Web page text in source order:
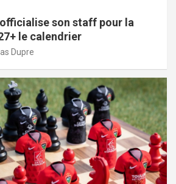
son staff pour la
le calendrier
Dupre